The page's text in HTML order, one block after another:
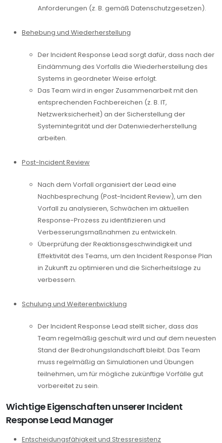
Anforderungen (z. B. gemäß Datenschutzgesetzen).
Behebung und Wiederherstellung
Der Incident Response Lead sorgt dafür, dass nach der
Eindämmung des Vorfalls die Wiederherstellung des
Systems in geordneter Weise erfolgt.
Das Team wird in enger Zusammenarbeit mit den
entsprechenden Fachbereichen (z. B. IT,
Netzwerksicherheit) an der Sicherstellung der
Systemintegrität und der Datenwiederherstellung
arbeiten.
Post-Incident Review
Nach dem Vorfall organisiert der Lead eine
Nachbesprechung (Post-Incident Review), um den
Vorfall zu analysieren, Schwächen im aktuellen
Response-Prozess zu identifizieren und
Verbesserungsmaßnahmen zu entwickeln.
Überprüfung der Reaktionsgeschwindigkeit und
Effektivität des Teams, um den Incident Response Plan
in Zukunft zu optimieren und die Sicherheitslage zu
verbessern.
Schulung und Weiterentwicklung
Der Incident Response Lead stellt sicher, dass das
Team regelmäßig geschult wird und auf dem neuesten
Stand der Bedrohungslandschaft bleibt. Das Team
muss regelmäßig an Simulationen und Übungen
teilnehmen, um für mögliche zukünftige Vorfälle gut
vorbereitet zu sein.
Wichtige Eigenschaften unserer Incident
Response Lead Manager
Entscheidungsfähigkeit und Stressresistenz